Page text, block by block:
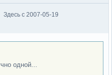
Здесь с 2007-05-19
одной...